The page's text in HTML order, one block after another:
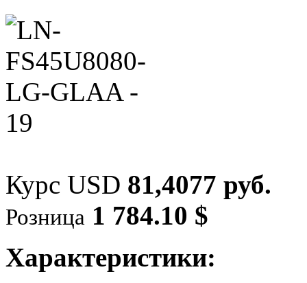
Курс USD 81,4077 руб.
Розница 1 784.10 $
Характеристики: